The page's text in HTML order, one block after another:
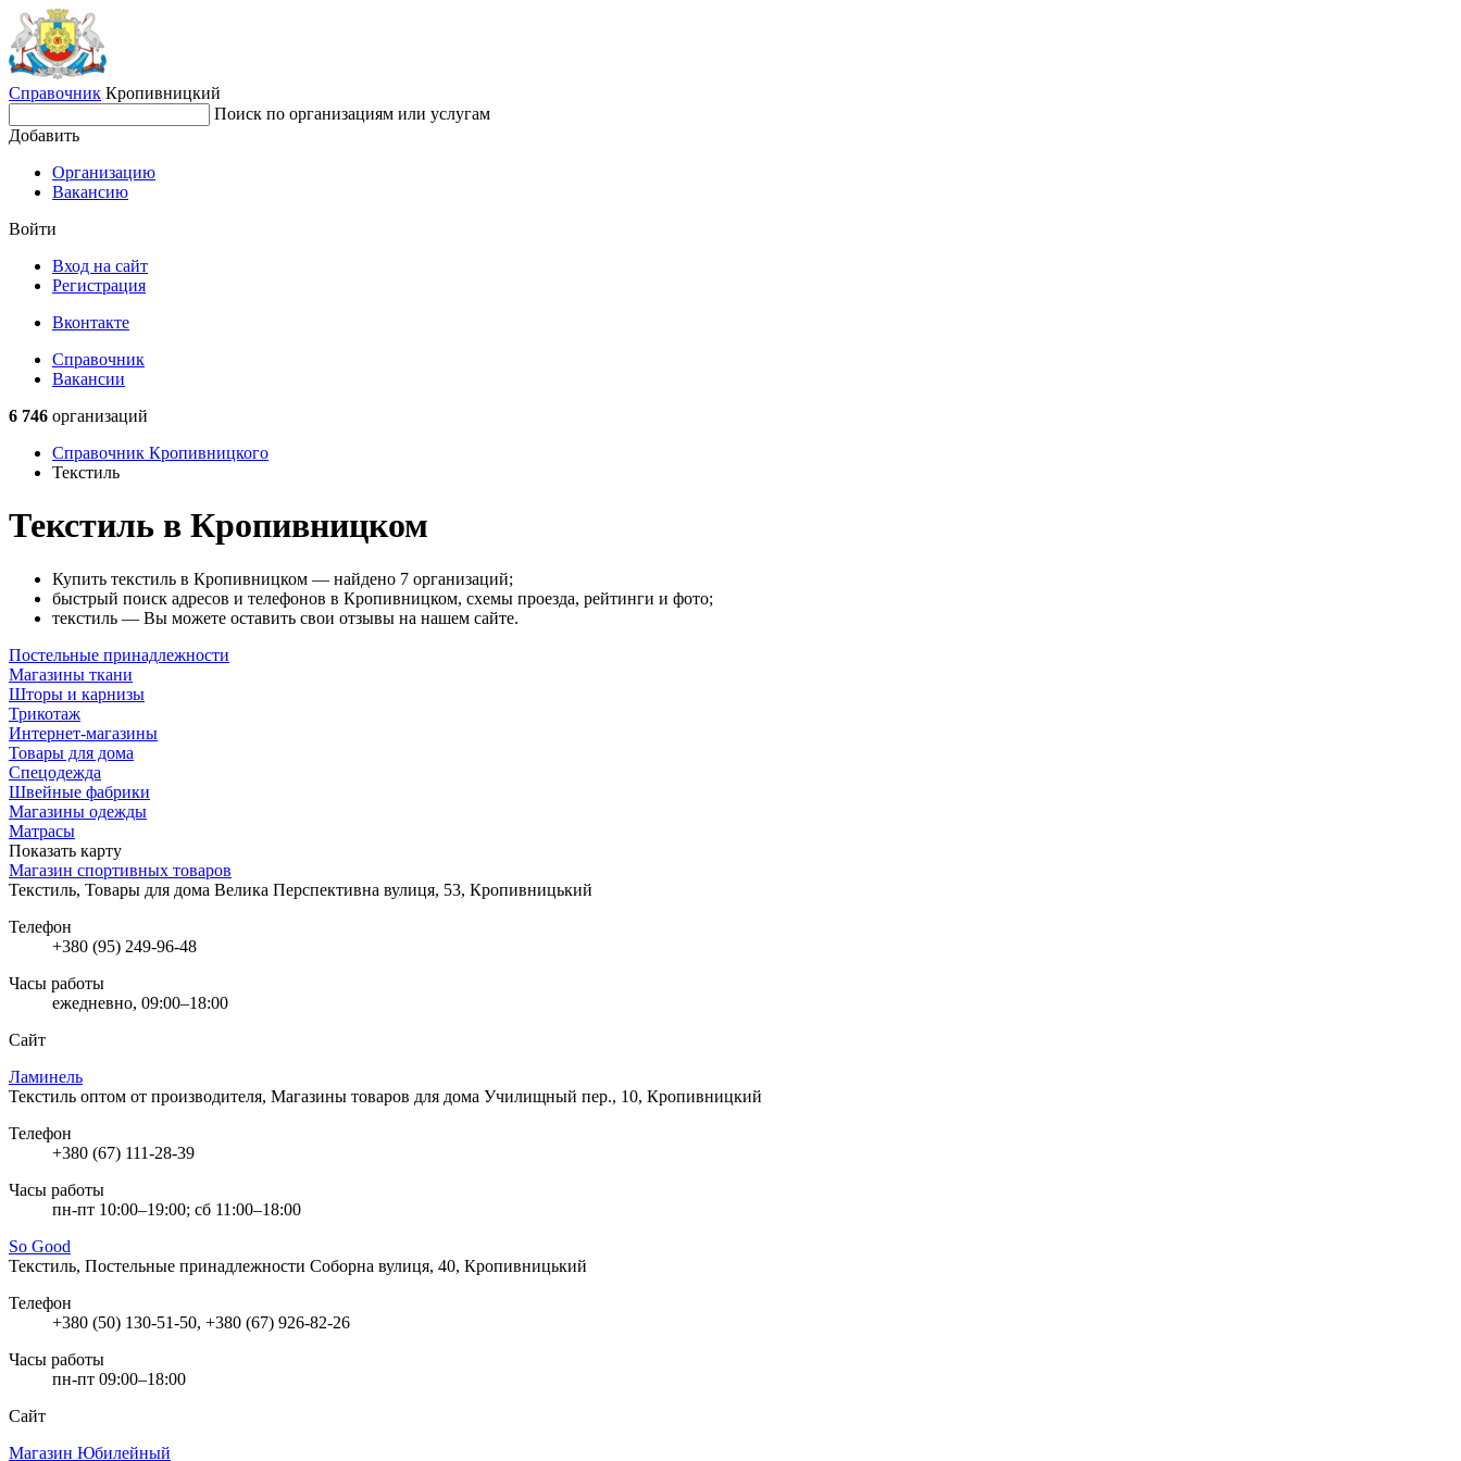
Справочник Кропивницкий
Поиск по организациям или услугам
Добавить
Организацию
Вакансию
Войти
Вход на сайт
Регистрация
Вконтакте
Справочник
Вакансии
6 746 организаций
Справочник Кропивницкого
Текстиль
Текстиль в Кропивницком
Купить текстиль в Кропивницком — найдено 7 организаций;
быстрый поиск адресов и телефонов в Кропивницком, схемы проезда, рейтинги и фото;
текстиль — Вы можете оставить свои отзывы на нашем сайте.
Постельные принадлежности
Магазины ткани
Шторы и карнизы
Трикотаж
Интернет-магазины
Товары для дома
Спецодежда
Швейные фабрики
Магазины одежды
Матрасы
Показать карту
Магазин спортивных товаров
Текстиль, Товары для дома Велика Перспективна вулиця, 53, Кропивницький
Телефон
+380 (95) 249-96-48
Часы работы
ежедневно, 09:00–18:00
Сайт
Ламинель
Текстиль оптом от производителя, Магазины товаров для дома Училищный пер., 10, Кропивницкий
Телефон
+380 (67) 111-28-39
Часы работы
пн-пт 10:00–19:00; сб 11:00–18:00
So Good
Текстиль, Постельные принадлежности Соборна вулиця, 40, Кропивницький
Телефон
+380 (50) 130-51-50, +380 (67) 926-82-26
Часы работы
пн-пт 09:00–18:00
Сайт
Магазин Юбилейный